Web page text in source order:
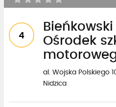
4
Ośrodek
al. Wojska Polskiego
Nidzica